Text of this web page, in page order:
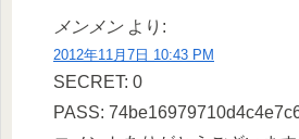
メンメン より:
2012年11月7日 10:43 PM
SECRET: 0
PASS: